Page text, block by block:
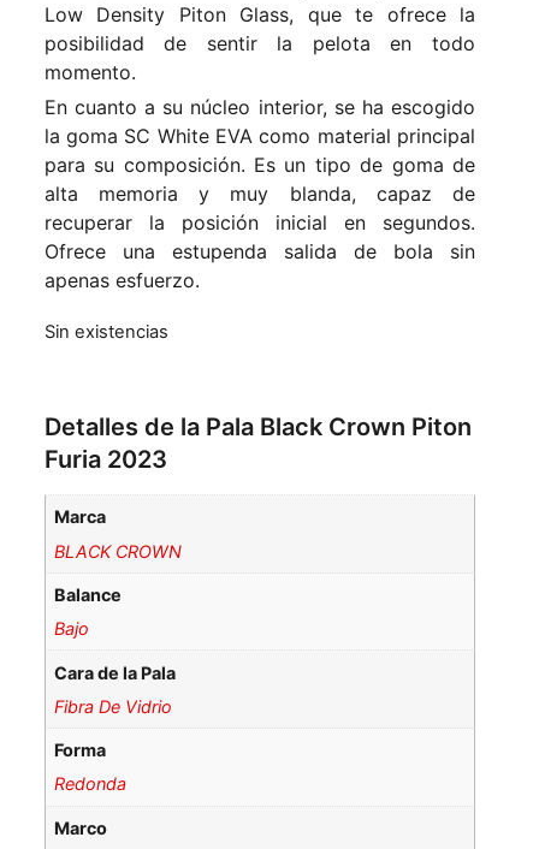
Low Density Piton Glass, que te ofrece la
posibilidad de sentir la pelota en todo
momento.
En cuanto a su núcleo interior, se ha escogido
la goma SC White EVA como material principal
para su composición. Es un tipo de goma de
alta memoria y muy blanda, capaz de
recuperar la posición inicial en segundos.
Ofrece una estupenda salida de bola sin
apenas esfuerzo.
Sin existencias
Detalles de la Pala Black Crown Piton
Furia 2023
Marca
BLACK CROWN
Balance
Bajo
Cara de la Pala
Fibra De Vidrio
Forma
Redonda
Marco